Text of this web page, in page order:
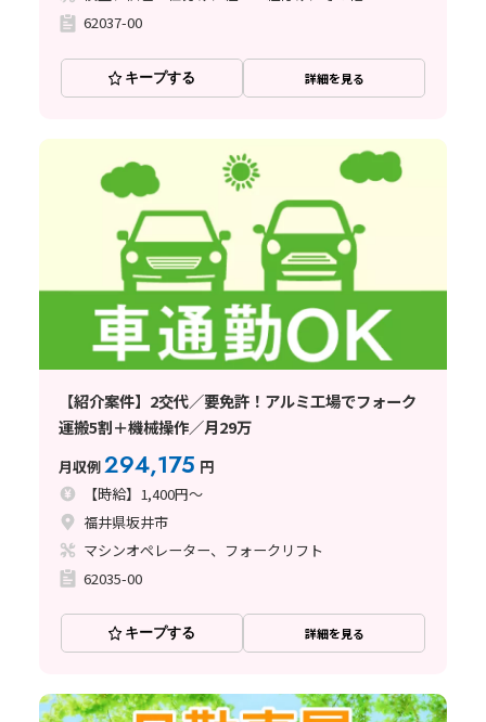
62037-00
キープする 詳細を見る
【紹介案件】2交代／要免許！アルミ工場でフォーク
運搬5割＋機械操作／月29万
月収例294,175 円
【時給】1,400円～
福井県坂井市
マシンオペレーター、フォークリフト
62035-00
キープする 詳細を見る